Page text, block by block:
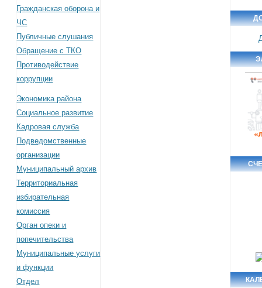
Гражданская оборона и
ЧС
Публичные слушания
Обращение с ТКО
Противодействие
коррупции
Экономика района
Социальное развитие
Кадровая служба
Подведомственные
организации
Муниципальный архив
Территориальная
избирательная
комиссия
Орган опеки и
попечительства
Муниципальные услуги
и функции
Отдел